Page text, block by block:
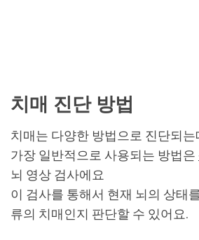
치매 진단 방법
치매는 다양한 방법으로 진단되는
가장 일반적으로 사용되는 방법은
뇌 영상 검사에요
이 검사를 통해서 현재 뇌의 상태
류의 치매인지 판단할 수 있어요.